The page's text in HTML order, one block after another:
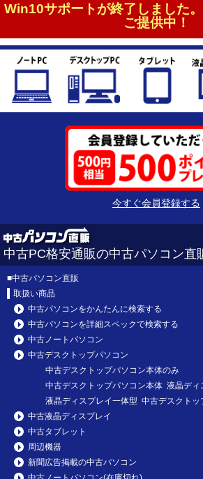
Win10サポートが終了しました
ご提供中！
今すぐ会員登録する
中古PC格安通販の中古パソコン直
■中古パソコン直販
取扱い商品
中古パソコンをかんたんに検索する
中古パソコンを詳細スペックで検索する
中古ノートパソコン
中古デスクトップパソコン
中古デスクトップパソコン本体のみ
中古デスクトップパソコン本体 液晶ディ
液晶ディスプレイ一体型 中古デスクトッ
中古液晶ディスプレイ
中古タブレット
周辺機器
新聞広告掲載の中古パソコン